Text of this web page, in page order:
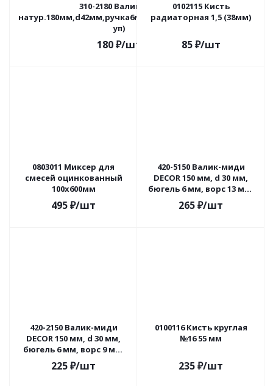
310-2180 Валик мех
натур.180мм,d42мм,ручка6мм,ворс12мм(55шт/
уп)
180₽/шт
0102115 Кисть
радиаторная 1,5 (38мм)
85₽/шт
0803011 Миксер для
смесей оцинкованный
100х600мм
495₽/шт
420-5150 Валик-миди
DЕCOR 150 мм, d 30 мм,
бюгель 6 мм, ворс 13 мм,
полиамид премиум
265₽/шт
420-2150 Валик-миди
DЕCOR 150 мм, d 30 мм,
бюгель 6 мм, ворс 9 мм,
микрофибра
225₽/шт
0100116 Кисть круглая
№16 55 мм
235₽/шт